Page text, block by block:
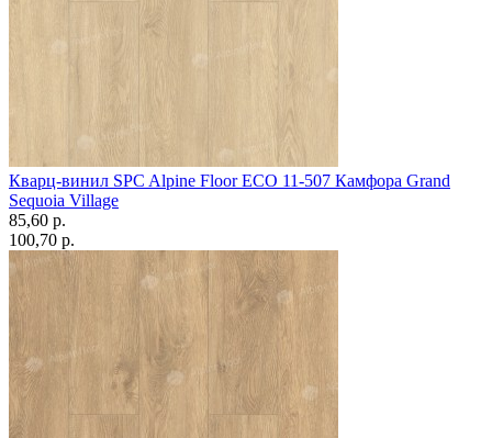
Кварц-винил SPC Alpine Floor ECO 11-507 Камфора Grand
Sequoia Village
85,60 p.
100,70 p.